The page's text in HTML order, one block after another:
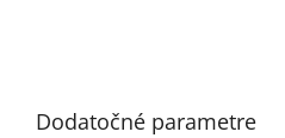
Dodatočné parametre